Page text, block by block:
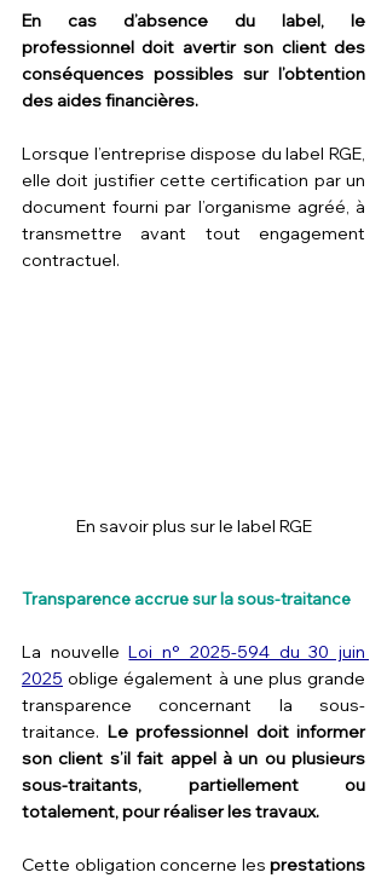
En cas d’absence du label, le
professionnel doit avertir son client des
conséquences possibles sur l’obtention
des aides financières.
Lorsque l’entreprise dispose du label RGE,
elle doit justifier cette certification par un
document fourni par l’organisme agréé, à
transmettre avant tout engagement
contractuel.
En savoir plus sur le label RGE
Transparence accrue sur la sous-traitance
La nouvelle Loi n° 2025-594 du 30 juin
2025 oblige également à une plus grande
transparence concernant la sous-
traitance. Le professionnel doit informer
son client s’il fait appel à un ou plusieurs
sous-traitants, partiellement ou
totalement, pour réaliser les travaux.
Cette obligation concerne les prestations